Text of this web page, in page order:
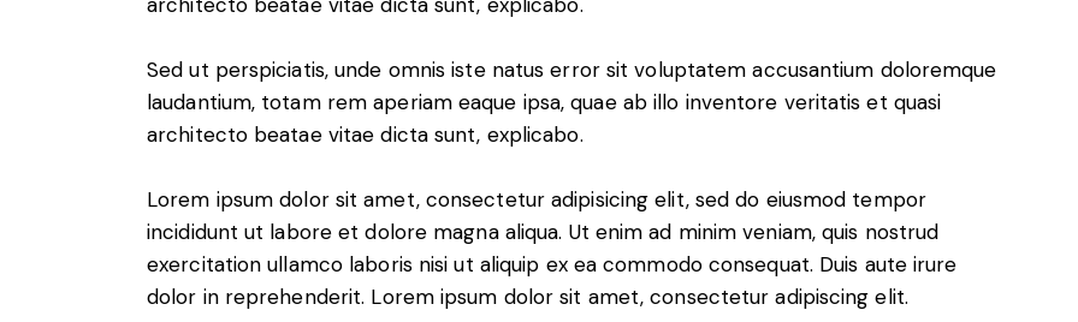
Sed ut perspiciatis, unde omnis iste natus error sit voluptatem accusantium doloremque
laudantium, totam rem aperiam eaque ipsa, quae ab illo inventore veritatis et quasi
architecto beatae vitae dicta sunt, explicabo.
Lorem ipsum dolor sit amet, consectetur adipisicing elit, sed do eiusmod tempor
incididunt ut labore et dolore magna aliqua. Ut enim ad minim veniam, quis nostrud
exercitation ullamco laboris nisi ut aliquip ex ea commodo consequat. Duis aute irure
dolor in reprehenderit. Lorem ipsum dolor sit amet, consectetur adipiscing elit.